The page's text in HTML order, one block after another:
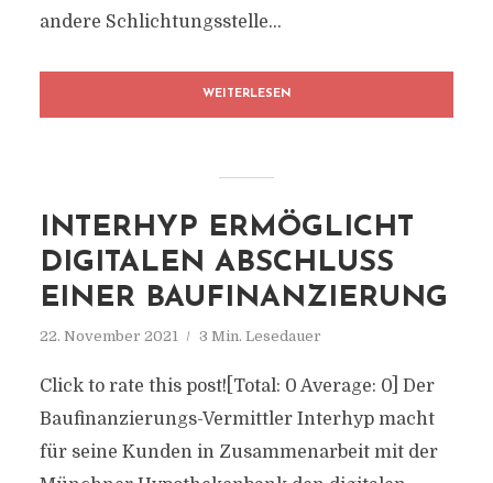
andere Schlichtungsstelle...
WEITERLESEN
INTERHYP ERMÖGLICHT
DIGITALEN ABSCHLUSS
EINER BAUFINANZIERUNG
22. November 2021 3 Min. Lesedauer
Click to rate this post![Total: 0 Average: 0] Der
Baufinanzierungs-Vermittler Interhyp macht
für seine Kunden in Zusammenarbeit mit der